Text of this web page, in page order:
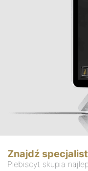
Znajdź
Plebiscyt skupia